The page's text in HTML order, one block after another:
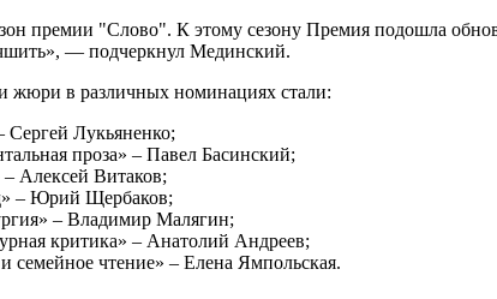
премии "Слово". К этому сезону Премия подошла
— подчеркнул Мединский.
жюри в различных номинациях стали:
Сергей Лукьяненко;
проза» – Павел Басинский;
– Алексей Витаков;
– Юрий Щербаков;
– Владимир Малягин;
критика» – Анатолий Андреев;
семейное чтение» – Елена Ямпольская.